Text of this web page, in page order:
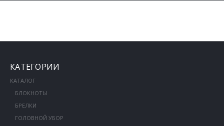
КАТЕГОРИИ
КАТАЛОГ
БЛОКНОТЫ
БРЕЛКИ
ГОЛОВНОЙ УБОР